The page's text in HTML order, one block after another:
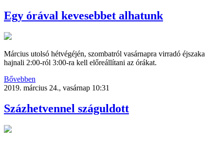
Egy órával kevesebbet alhatunk
Március utolsó hétvégéjén, szombatról vasárnapra virradó éjszaka
hajnali 2:00-ról 3:00-ra kell előreállítani az órákat.
Bővebben
2019. március 24., vasárnap 10:31
Százhetvennel száguldott